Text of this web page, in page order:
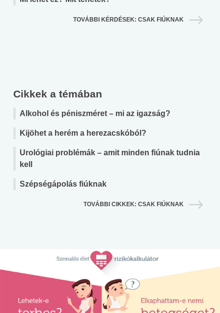
TOVÁBBI KÉRDÉSEK: CSAK FIÚKNAK
Cikkek a témában
Alkohol és péniszméret – mi az igazság?
Kijöhet a herém a herezacskóból?
Urológiai problémák – amit minden fiúnak tudnia
kell
Szépségápolás fiúknak
TOVÁBBI CIKKEK: CSAK FIÚKNAK